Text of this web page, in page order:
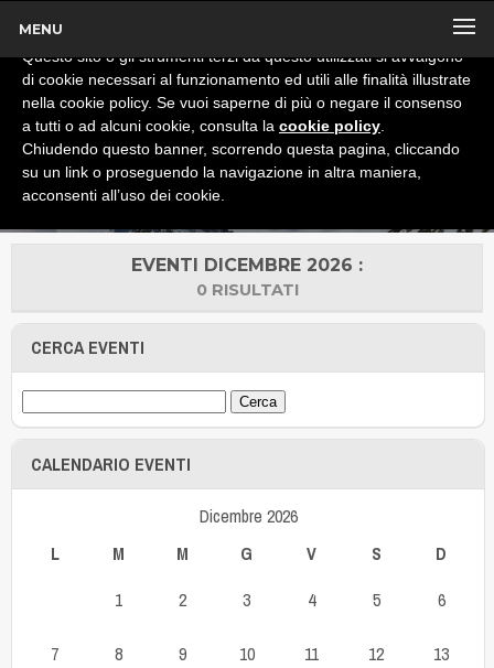
MENU
EVENTI DICEMBRE 2026 :
0 RISULTATI
CERCA EVENTI
CALENDARIO EVENTI
Dicembre 2026
L
M M G V S D
1 2 3 4 5 6
7 8 9 10 11 12 13
x
Informativa
Questo sito o gli strumenti terzi da questo utilizzati si avvalgono
di cookie necessari al funzionamento ed utili alle finalità illustrate
nella cookie policy. Se vuoi saperne di più o negare il consenso
a tutti o ad alcuni cookie, consulta la cookie policy
Chiudendo questo banner, scorrendo questa pagina, cliccando
su un link o proseguendo la navigazione in altra maniera,
acconsenti all’uso dei cookie.